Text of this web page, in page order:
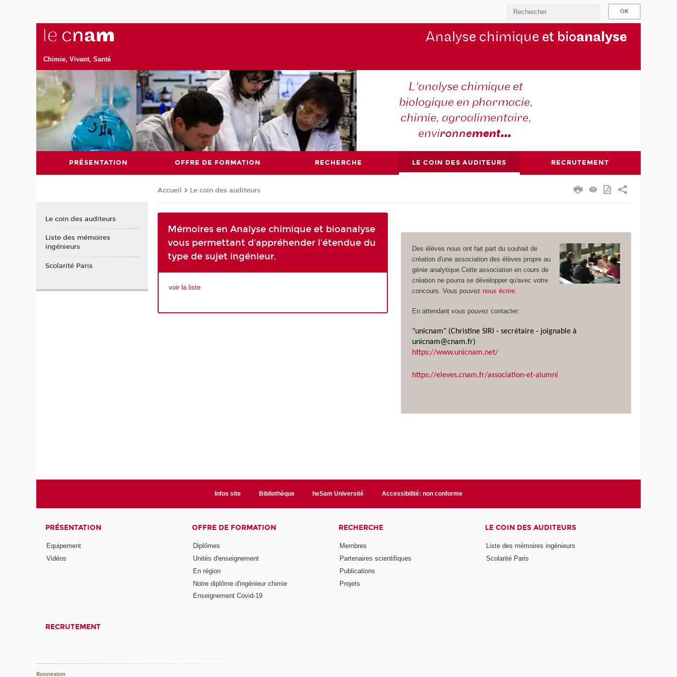
Chimie, Vivant, Santé
Analyse chimique et bioanalyse
L'analyse chimique et
biologique en pharmacie,
chimie, agroalimentaire,
environnement...
PRÉSENTATION OFFRE DE FORMATION RECHERCHE LE COIN DES AUDITEURS RECRUTEMENT
Accueil Le coin des auditeurs
Mémoires en Analyse chimique et bioanalyse
vous permettant d'appréhender l'étendue du
type de sujet ingénieur.
voir la liste
Des élèves nous ont fait part du souhait de
création d'une association des élèves propre au
génie analytique.Cette association en cours de
création ne pourra se développer qu'avec votre
concours. Vous pouvez nous écrire
En attendant vous pouvez contacter:
"unicnam" (Christine SIRI - secrétaire - joignable à
unicnam@cnam.fr)
https://www.unicnam.net/
https://eleves.cnam.fr/association-et-alumni
Le coin des auditeurs
Liste des mémoires
ingénieurs
Scolarité Paris
Infos site Bibliothèque heSam Université Accessibilité: non conforme
PRÉSENTATION
Equipement
Vidéos
OFFRE DE FORMATION
Diplômes
Unités d'enseignement
En région
Notre diplôme d'ingénieur chimie
Enseignement Covid-19
RECHERCHE
Membres
Partenaires scientifiques
Publications
Projets
LE COIN DES AUDITEURS
Liste des mémoires ingénieurs
Scolarité Paris
RECRUTEMENT
Konnexion